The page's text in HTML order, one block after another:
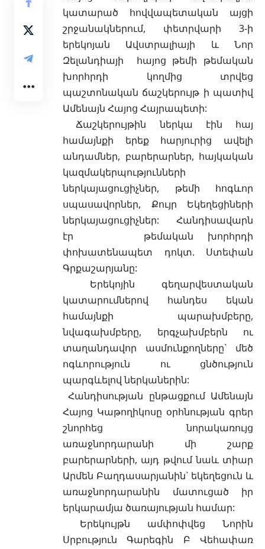
կատարած հովվապետական այցի
շրջանակներում, փետրվարի 3-ի
երեկոյան Ավստրալիայի և Նոր
Զելանդիայի հայոց թեմի թեմական
խորհրդի կողմից տրվեց
պաշտոնական ճաշկերույթ ի պատիվ
Ամենայն Հայոց Հայրապետի:
Ճաշկերույթին ներկա էին հայ
համայնքի երեք հարյուրից ավելի
անդամներ, բարերարներ, հայկական
կազմակերպությունների
ներկայացուցիչներ, թեմի հոգևոր
սպասավորներ, Քույր Եկեղեցիների
ներկայացուցիչներ: Հանդիսավարն
էր թեմական խորհրդի
փոխատենապետ դոկտ. Ստեփան
Գրքաշարյանը:
Երեկոյին գեղարվեստական
կատարումներով հանդես եկան
համայնքի պարախմբերը,
նվագախմբերը, երգչախմբերն ու
տաղանդավոր ասմունքողները` մեծ
ոգևորություն ու ցնծություն
պարգևելով ներկաներին:
Հանդիսության ընթացքում Ամենայն
Հայոց Կաթողիկոսը օրհնության գրեր
շնորհեց նորակառույց
առաջնորդարանի մի շարք
բարերարների, այդ թվում նաև տիար
Արմեն Բաղդասարյանին` եկեղեցուն և
առաջնորդարանին մատուցած իր
երկարամյա ծառայության համար:
Երեկույթն ամփոփվեց Նորին
Սրբություն Գարեգին Բ Վեհափառ